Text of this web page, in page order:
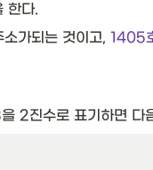
한다.
가되는 것이고, 1405
2진수로 표기하면 다